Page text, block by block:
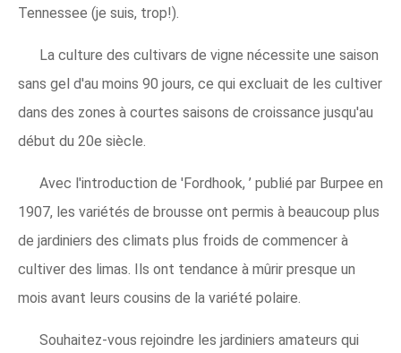
Tennessee (je suis, trop!).
La culture des cultivars de vigne nécessite une saison
sans gel d'au moins 90 jours, ce qui excluait de les cultiver
dans des zones à courtes saisons de croissance jusqu'au
début du 20e siècle.
Avec l'introduction de 'Fordhook, ’ publié par Burpee en
1907, les variétés de brousse ont permis à beaucoup plus
de jardiniers des climats plus froids de commencer à
cultiver des limas. Ils ont tendance à mûrir presque un
mois avant leurs cousins ​​​​de la variété polaire.
Souhaitez-vous rejoindre les jardiniers amateurs qui